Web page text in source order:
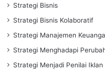
Strategi Bisnis
Strategi Bisnis Kolaboratif
Strategi Manajemen
Strategi Menghadapi
Strategi Menjadi Penilai Iklan